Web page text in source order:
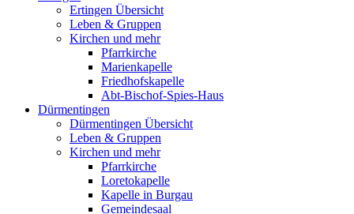
Ertingen Übersicht
Leben & Gruppen
Kirchen und mehr
Pfarrkirche
Marienkapelle
Friedhofskapelle
Abt-Bischof-Spies-Haus
Dürmentingen
Dürmentingen Übersicht
Leben & Gruppen
Kirchen und mehr
Pfarrkirche
Loretokapelle
Kapelle in Burgau
Gemeindesaal